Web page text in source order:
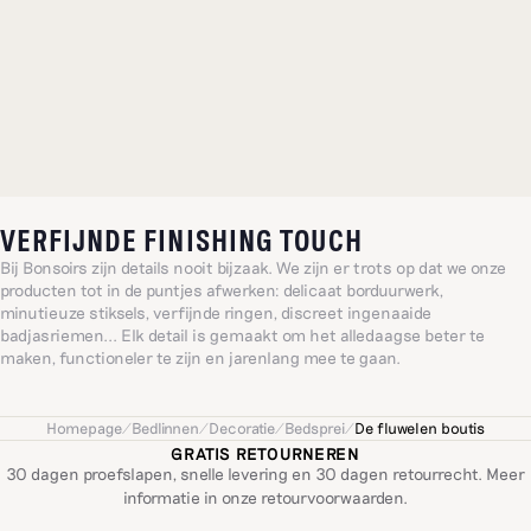
VERFIJNDE FINISHING TOUCH
Bij Bonsoirs zijn details nooit bijzaak. We zijn er trots op dat we onze
producten tot in de puntjes afwerken: delicaat borduurwerk,
minutieuze stiksels, verfijnde ringen, discreet ingenaaide
badjasriemen... Elk detail is gemaakt om het alledaagse beter te
maken, functioneler te zijn en jarenlang mee te gaan.
Homepage/Bedlinnen/Decoratie/Bedsprei/De fluwelen boutis
GRATIS RETOURNEREN
30 dagen proefslapen, snelle levering en 30 dagen retourrecht. Meer
informatie in onze retourvoorwaarden.